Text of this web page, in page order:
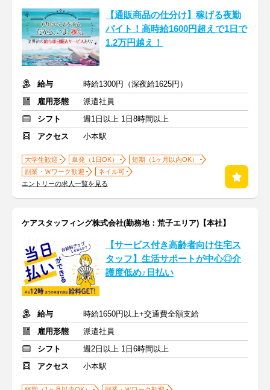
【通販商品の仕分け】稼げる夜勤
バイト！高時給1600円超えで1日で
1.2万円越え！
給与
時給1300円（深夜給1625円）
雇用形態
派遣社員
シフト
週1日以上 1日8時間以上
アクセス
小本駅
大学生歓迎 単発（1日OK）
短期（1ヶ月以内OK）
副業・Ｗワーク歓迎
ネイル可
エントリーの求人一覧を見る
ケアスタッフィング株式会社(勤務地：荒子エリア)【本社】
【サービス付き高齢者向け住宅ス
タッフ】生活サポートが中心◎介
護度低め♪日払い
給与
時給1650円以上+交通費全額支給
雇用形態
派遣社員
シフト
週2日以上 1日6時間以上
アクセス
小本駅